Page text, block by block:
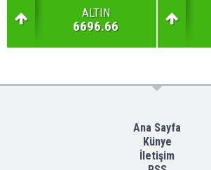
ALTIN
6696.66
Ana Sayfa
Künye
İletişim